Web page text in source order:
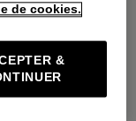
de cookies.
&